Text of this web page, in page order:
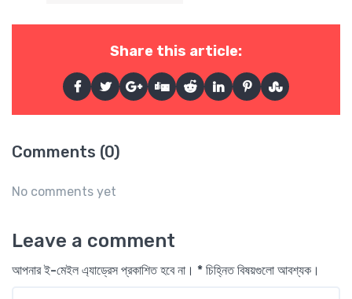
Share this article:
Comments (0)
No comments yet
Leave a comment
আপনার ই-মেইল এ্যাড্রেস প্রকাশিত হবে না। * চিহ্নিত বিষয়গুলো আবশ্যক।